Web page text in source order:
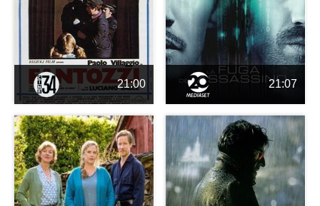
21:00 21:07